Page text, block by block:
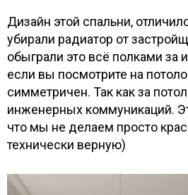
Дизайн этой спальни,
убирали радиатор от
обыграли это всё полками за
если вы посмотрите на
симметричен. Так как за
инженерных коммуникаций.
что мы не делаем просто
технически верную)